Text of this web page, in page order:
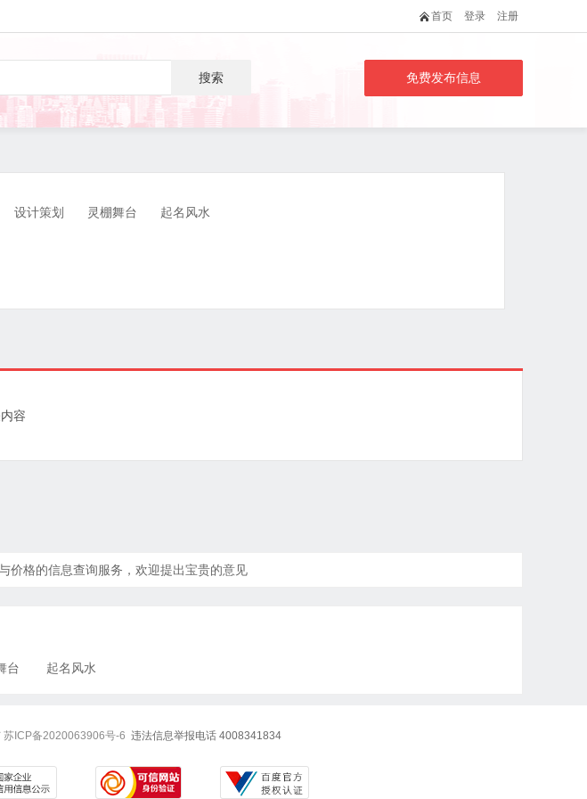
首页 登录 注册
搜索 免费发布信息
设计策划 灵棚舞台 起名风水
容
价格的信息查询服务，欢迎提出宝贵的意见
台 起名风水
苏ICP备2020063906号-6 违法信息举报电话 4008341834